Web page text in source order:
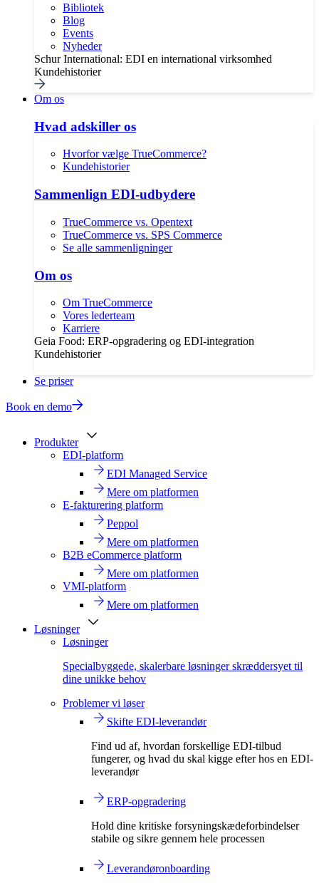
Bibliotek
Blog
Events
Nyheder
Schur International: EDI en international virksomhed
Kundehistorier
Om os
Hvad adskiller os
Hvorfor vælge TrueCommerce?
Kundehistorier
Sammenlign EDI-udbydere
TrueCommerce vs. Opentext
TrueCommerce vs. SPS Commerce
Se alle sammenligninger
Om os
Om TrueCommerce
Vores lederteam
Karriere
Geia Food: ERP-opgradering og EDI-integration
Kundehistorier
Se priser
Book en demo
Produkter
EDI-platform
EDI Managed Service
Mere om platformen
E-fakturering platform
Peppol
Mere om platformen
B2B eCommerce platform
Mere om platformen
VMI-platform
Mere om platformen
Løsninger
Løsninger
Specialbyggede, skalerbare løsninger skræddersyet til
dine unikke behov
Problemer vi løser
Skifte EDI-leverandør
Find ud af, hvordan forskellige EDI-tilbud
fungerer, og hvad du skal kigge efter hos en EDI-
leverandør
ERP-opgradering
Hold dine kritiske forsyningskædeforbindelser
stabile og sikre gennem hele processen
Leverandøronboarding